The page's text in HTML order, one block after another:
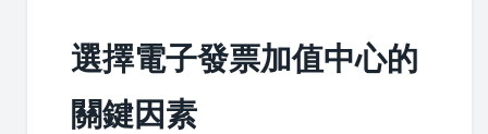
選擇電子發票加值中心的
關鍵因素